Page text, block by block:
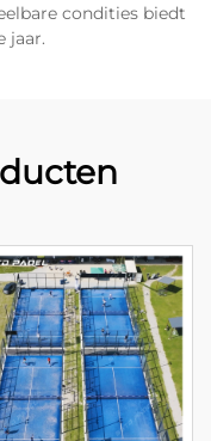
condities biedt
jaar.